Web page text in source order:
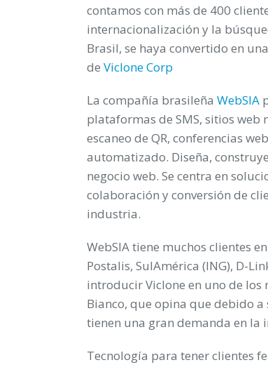
contamos con más de 400
internacionalización y la
Brasil, se haya convertido en
de Viclone Corp
La compañía brasileña WebSIA
plataformas de SMS, sitios web
escaneo de QR, conferencias
automatizado. Diseña,
negocio web. Se centra en
colaboración y conversión de
industria.
WebSIA tiene muchos clientes
Postalis, SulAmérica (ING), D-
introducir Viclone en uno de los
Bianco, que opina que debido
tienen una gran demanda en la
Tecnología para tener clientes